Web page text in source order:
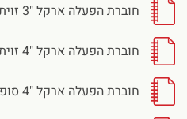
חוברת הפעלה ארקל "3 זויתי (353KB)
חוברת הפעלה ארקל "4 זויתי (309KB)
חוברת הפעלה ארקל "4 סופר לידר (391KB)